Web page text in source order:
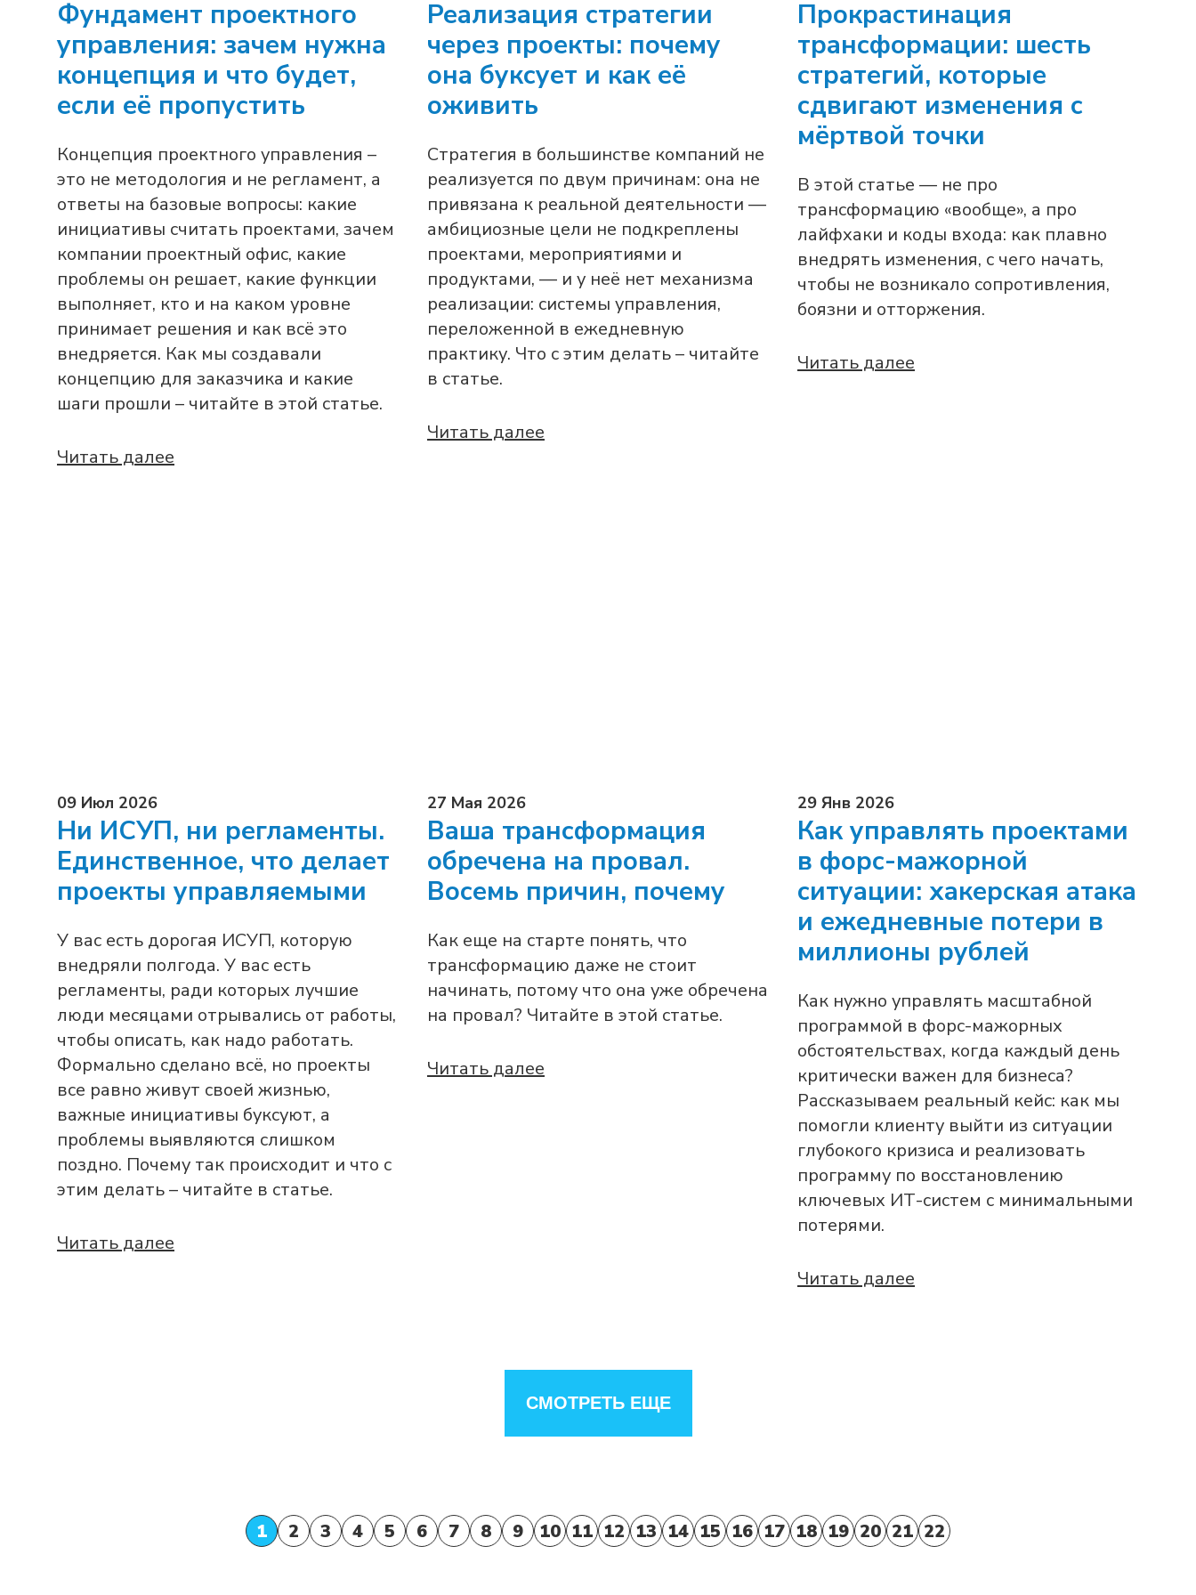
Фундамент проектного
управления: зачем нужна
концепция и что будет,
если её пропустить
Концепция проектного управления –
это не методология и не регламент, а
ответы на базовые вопросы: какие
инициативы считать проектами, зачем
компании проектный офис, какие
проблемы он решает, какие функции
выполняет, кто и на каком уровне
принимает решения и как всё это
внедряется. Как мы создавали
концепцию для заказчика и какие
шаги прошли – читайте в этой статье.
Читать далее
Реализация стратегии
через проекты: почему
она буксует и как её
оживить
Стратегия в большинстве компаний не
реализуется по двум причинам: она не
привязана к реальной деятельности —
амбициозные цели не подкреплены
проектами, мероприятиями и
продуктами, — и у неё нет механизма
реализации: системы управления,
переложенной в ежедневную
практику. Что с этим делать – читайте
в статье.
Читать далее
Прокрастинация
трансформации: шесть
стратегий, которые
сдвигают изменения с
мёртвой точки
В этой статье — не про
трансформацию «вообще», а про
лайфхаки и коды входа: как плавно
внедрять изменения, с чего начать,
чтобы не возникало сопротивления,
боязни и отторжения.
Читать далее
09 Июл 2026
Ни ИСУП, ни регламенты.
Единственное, что делает
проекты управляемыми
У вас есть дорогая ИСУП, которую
внедряли полгода. У вас есть
регламенты, ради которых лучшие
люди месяцами отрывались от работы,
чтобы описать, как надо работать.
Формально сделано всё, но проекты
все равно живут своей жизнью,
важные инициативы буксуют, а
проблемы выявляются слишком
поздно. Почему так происходит и что с
этим делать – читайте в статье.
Читать далее
27 Мая 2026
Ваша трансформация
обречена на провал.
Восемь причин, почему
Как еще на старте понять, что
трансформацию даже не стоит
начинать, потому что она уже обречена
на провал? Читайте в этой статье.
Читать далее
29 Янв 2026
Как управлять проектами
в форс-мажорной
ситуации: хакерская атака
и ежедневные потери в
миллионы рублей
Как нужно управлять масштабной
программой в форс-мажорных
обстоятельствах, когда каждый день
критически важен для бизнеса?
Рассказываем реальный кейс: как мы
помогли клиенту выйти из ситуации
глубокого кризиса и реализовать
программу по восстановлению
ключевых ИТ-систем с минимальными
потерями.
Читать далее
СМОТРЕТЬ ЕЩЕ
1 2 3 4 5 6 7 8 9 10 11 12 13 14 15 16 17 18 19 20 21 22